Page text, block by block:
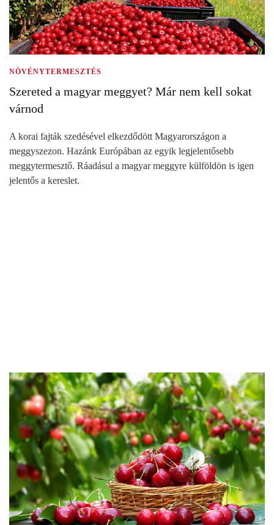
NÖVÉNYTERMESZTÉS
Szereted a magyar meggyet? Már nem kell sokat
várnod
A korai fajták szedésével elkezdődött Magyarországon a
meggyszezon. Hazánk Európában az egyik legjelentősebb
meggytermesztő. Ráadásul a magyar meggyre külföldön is igen
jelentős a kereslet.